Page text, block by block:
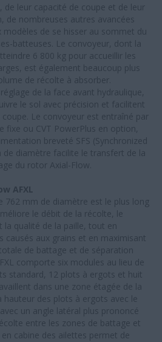
de leur capacité de coupe et de leur
de nombreuses autres avancées
de se hisser au sommet du
batteuses. Le convoyeur, dont la
6 800 kg pour accueillir les
est également beaucoup plus
de récolte à absorber.
de la face avant hydraulique,
le sol avec précision et facilitent
coupe. Le convoyeur est entraîné par
fixe ou CVT PowerPlus en option,
breveté SFS (Synchronized
de diamètre facilite le transfert de la
du rotor Axial-Flow.
AFXL
762 mm de diamètre est le plus long
le débit de la récolte, le
la qualité de la paille, tout en
causés aux grains et en maximisant
de battage et de séparation
comporte six modules au lieu de
standard, 12 plots à ergots et huit
dans une zone étagée de la
des plots à ergots avec le
un angle latéral plus prononcé
entre les zones de battage et
cabine des ailettes permet de